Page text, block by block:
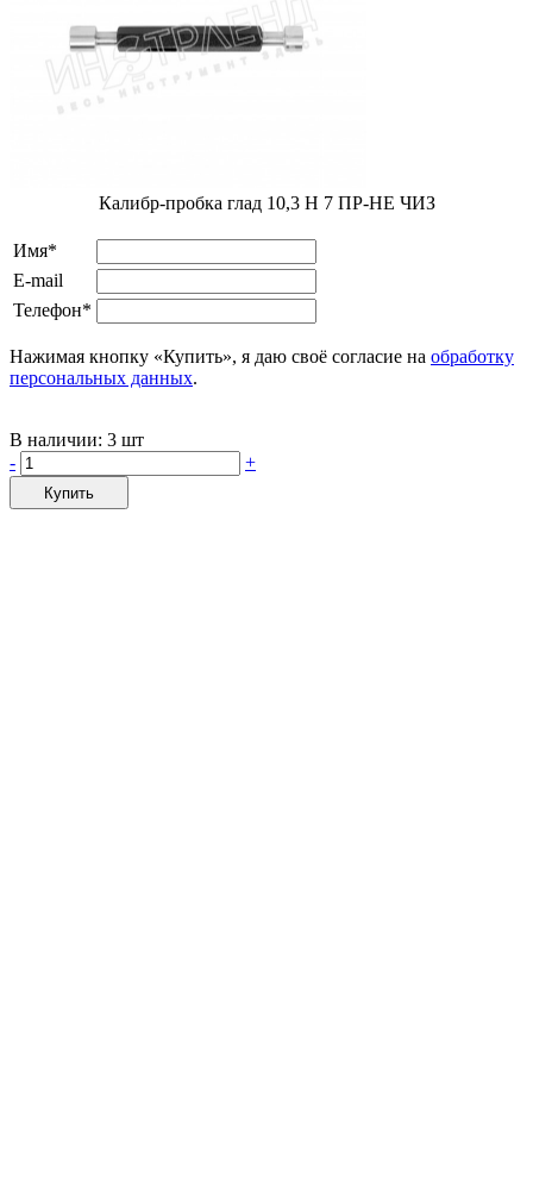
Калибр-пробка глад 10,3 H 7 ПР-НЕ ЧИЗ
Имя*
E-mail
Телефон*
Нажимая кнопку «Купить», я даю своё согласие на обработку
персональных данных.
В наличии: 3 шт
-
+
Купить